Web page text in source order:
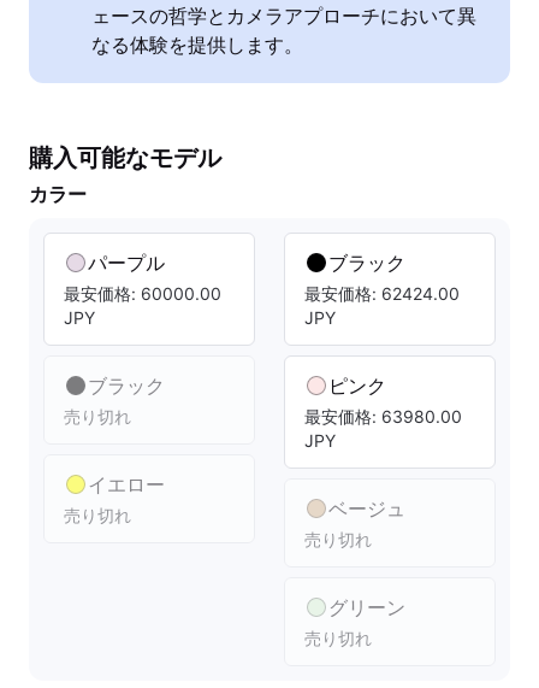
ェースの哲学とカメラアプローチにおいて異
なる体験を提供します。
購入可能なモデル
カラー
パープル
最安価格: 60000.00
JPY
ブラック
売り切れ
イエロー
売り切れ
ブラック
最安価格: 62424.00
JPY
ピンク
最安価格: 63980.00
JPY
ベージュ
売り切れ
グリーン
売り切れ